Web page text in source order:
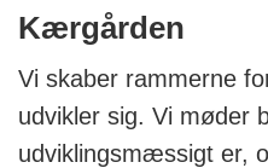
Kærgården
Vi skaber rammerne
udvikler sig. Vi møder
udviklingsmæssigt er,